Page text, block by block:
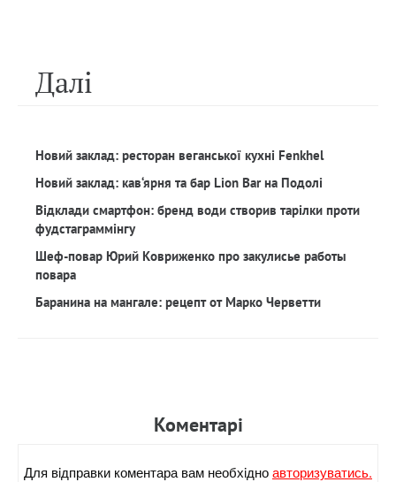
Далi
Новий заклад: ресторан веганської кухні Fenkhel
Новий заклад: кав‘ярня та бар Lion Bar на Подолі
Відклади смартфон: бренд води створив тарілки проти
фудстаграммінгу
Шеф-повар Юрий Ковриженко про закулисье работы
повара
Баранина на мангале: рецепт от Марко Черветти
Коментарi
Для вiдправки коментара вам необхiдноавторизуватись.